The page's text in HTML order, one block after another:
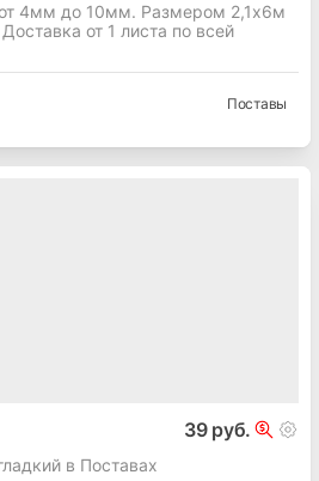
4мм до 10мм. Размером 2,1х6м
от 1 листа по всей
Поставы
39 руб.
в Поставах